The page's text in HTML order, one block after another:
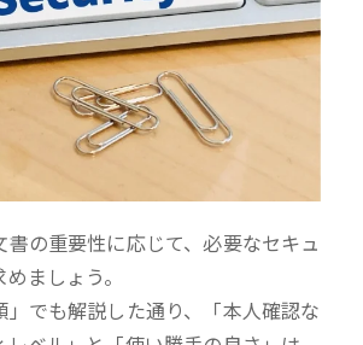
書の重要性に応じて、必要なセキュ
ましょう。
」でも解説した通り、「本人確認な